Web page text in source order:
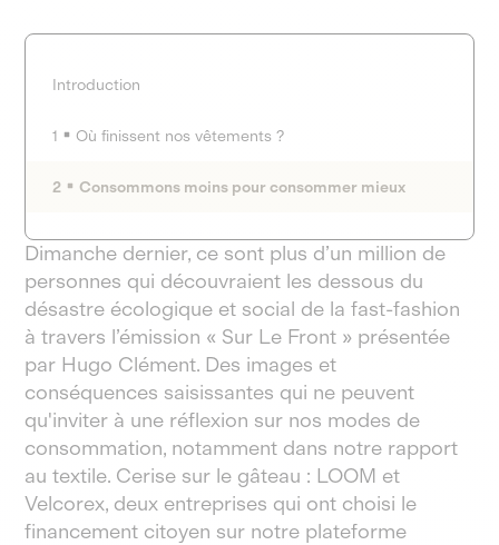
Introduction
1 Où finissent nos vêtements ?
2 Consommons moins pour consommer mieux
Dimanche dernier, ce sont plus d’un million de
personnes qui découvraient les dessous du
désastre écologique et social de la fast-fashion
à travers l’émission « Sur Le Front » présentée
par Hugo Clément. Des images et
conséquences saisissantes qui ne peuvent
qu'inviter à une réflexion sur nos modes de
consommation, notamment dans notre rapport
au textile. Cerise sur le gâteau : LOOM et
Velcorex, deux entreprises qui ont choisi le
financement citoyen sur notre plateforme